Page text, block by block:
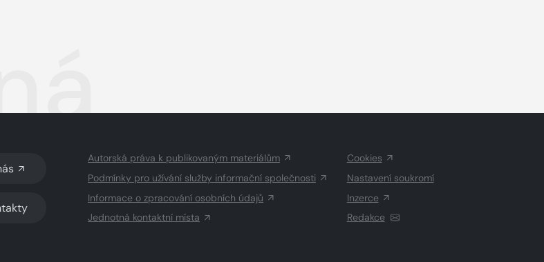
Autorská práva k publikovaným materiálům
Podmínky pro užívání služby informační společnosti
Informace o zpracování osobních údajů
Jednotná kontaktní místa
Cookies
Nastavení soukromí
Inzerce
Redakce